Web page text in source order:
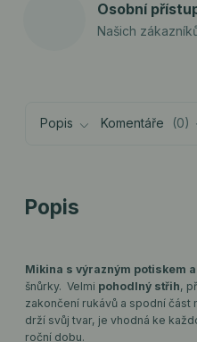
Osobní
Našich
Popis Komentáře 0
Popis
Mikina s výrazným potiskem
šnůrky. Velmi pohodlný střih,
zakončení rukávů a spodní část
drží svůj tvar, je vhodná ke
roční dobu.